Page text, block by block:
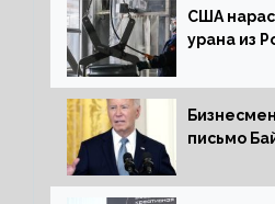
США
урана из
письмо